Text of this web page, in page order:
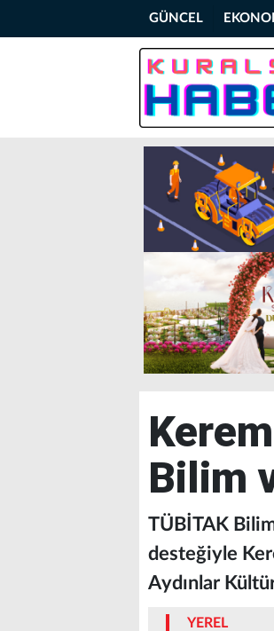
GÜNCEL
Bilim
TÜBİTAK
desteğiyle
Aydınlar
YEREL